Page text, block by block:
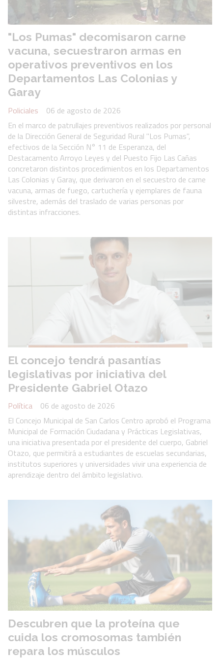
"Los Pumas" decomisaron carne
vacuna, secuestraron armas en
operativos preventivos en los
Departamentos Las Colonias y
Garay
Policiales
06 de agosto de 2026
En el marco de patrullajes preventivos realizados por personal
de la Dirección General de Seguridad Rural "Los Pumas",
efectivos de la Sección N° 11 de Esperanza, del
Destacamento Arroyo Leyes y del Puesto Fijo Las Cañas
concretaron distintos procedimientos en los Departamentos
Las Colonias y Garay, que derivaron en el secuestro de carne
vacuna, armas de fuego, cartuchería y ejemplares de fauna
silvestre, además del traslado de varias personas por
distintas infracciones.
El concejo tendrá pasantías
legislativas por iniciativa del
Presidente Gabriel Otazo
Política
06 de agosto de 2026
El Concejo Municipal de San Carlos Centro aprobó el Programa
Municipal de Formación Ciudadana y Prácticas Legislativas,
una iniciativa presentada por el presidente del cuerpo, Gabriel
Otazo, que permitirá a estudiantes de escuelas secundarias,
institutos superiores y universidades vivir una experiencia de
aprendizaje dentro del ámbito legislativo.
Descubren que la proteína que
cuida los cromosomas también
repara los músculos